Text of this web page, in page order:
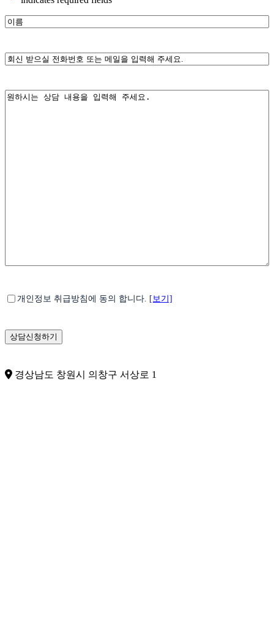
이*
전
호
*
내*
개
보
수
및
* 개인정보 취급방침에 동의 합니다. [보기]
경상남도 창원시 의창구 서상로 1